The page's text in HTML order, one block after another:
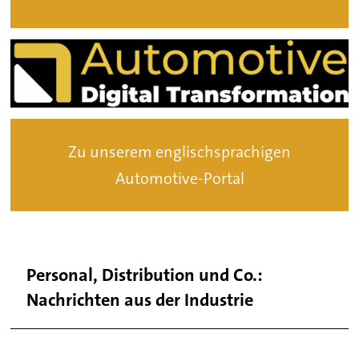
Zu unserem englischsprachigen
Automotive-Portal
Personal, Distribution und Co.:
Nachrichten aus der Industrie